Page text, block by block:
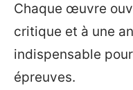
Chaque œuvre
critique et à une
indispensable
épreuves.